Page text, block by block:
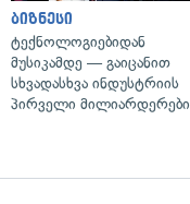
ბიზნესი
ტექნოლოგიებიდან
მუსიკამდე — გაიცანით
სხვადასხვა ინდუსტრიის
პირველი მილიარდერები